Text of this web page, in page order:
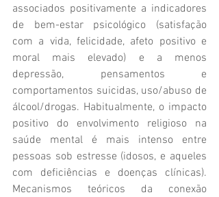
associados positivamente a indicadores
de bem-estar psicológico (satisfação
com a vida, felicidade, afeto positivo e
moral mais elevado) e a menos
depressão, pensamentos e
comportamentos suicidas, uso/abuso de
álcool/drogas. Habitualmente, o impacto
positivo do envolvimento religioso na
saúde mental é mais intenso entre
pessoas sob estresse (idosos, e aqueles
com deficiências e doenças clínicas).
Mecanismos teóricos da conexão